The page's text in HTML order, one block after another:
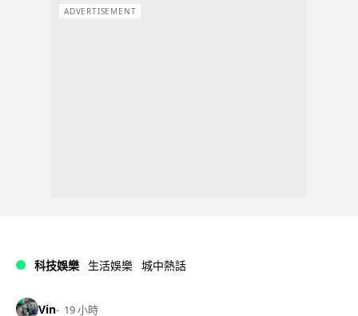
ADVERTISEMENT
科技娛樂 生活娛樂 城中熱話
Vin 19 小時